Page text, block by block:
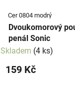
Cer 0804 modrý
Dvoukomorový
penál Sonic
Skladem (4 ks)
159 Kč